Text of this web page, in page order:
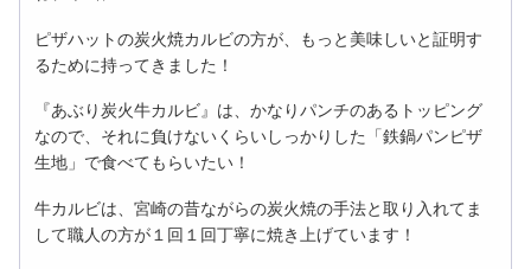
ピザハットの炭火焼カルビの方が、もっと美味しいと証明す
るために持ってきました！
『あぶり炭火牛カルビ』は、かなりパンチのあるトッピング
なので、それに負けないくらいしっかりした「鉄鍋パンピザ
生地」で食べてもらいたい！
牛カルビは、宮崎の昔ながらの炭火焼の手法と取り入れてま
して職人の方が１回１回丁寧に焼き上げています！